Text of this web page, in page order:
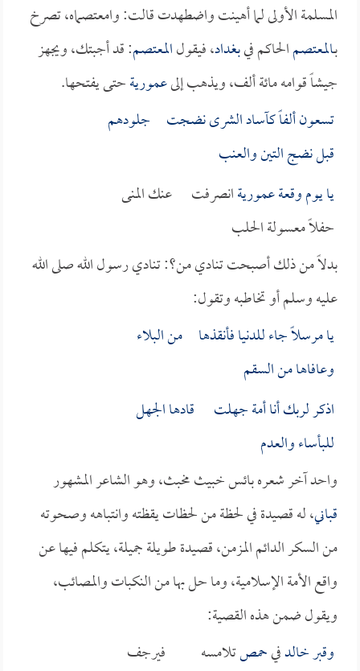
المسلمة الأولى لما أهينت واضطهدت قالت: وامعتصماه، تصرخ
بـالمعتصمالحاكم فيبغداد، فيقولالمعتصم: قد أجبتك، ويجهز
جيشاً قوامه مائة ألف، ويذهب إلىعموريةحتى يفتحها.
تسعون ألفاً كآساد الشرى نضجت جلودهم
قبل نضج التين والعنب
يا يوم وقعةعموريةانصرفت عنك المنى
حفلاً معسولة الحلب
بدلاً من ذلك أصبحت تنادي من؟: تنادي رسول الله صلى الله
عليه وسلم أو تخاطبه وتقول:
يا مرسلاً جاء للدنيا فأنقذها من البلاء
وعافاها من السقم
اذكر لربك أنا أمة جهلت قادها الجهل
للبأساء والعدم
واحد آخر شعره بائس خبيث مخبث، وهو الشاعر المشهور
قباني، له قصيدة في لحظة من لحظات يقظته وانتباهه وصحوته
من السكر الدائم المزمن، قصيدة طويلة جميلة، يتكلم فيها عن
واقع الأمة الإسلامية، وما حل بها من النكبات والمصائب،
ويقول ضمن هذه القصية:
وقبرخالدفيحمصتلامسه فيرجف